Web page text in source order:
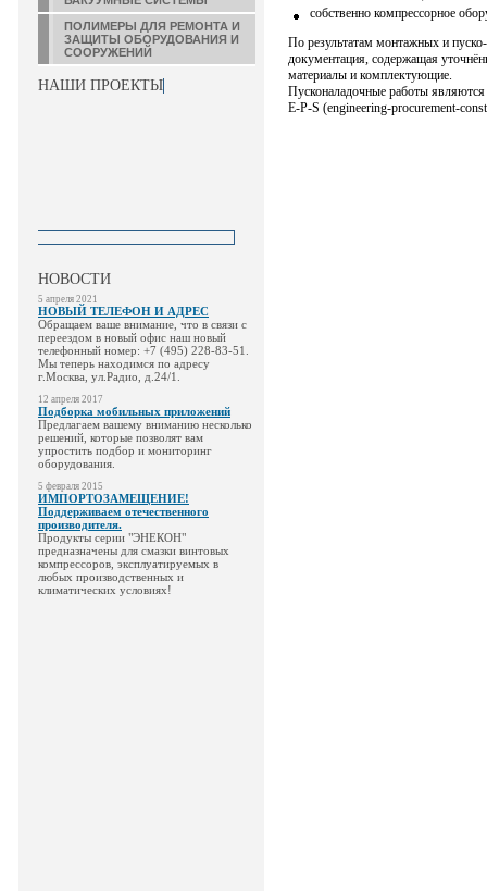
ПОЛИМЕРЫ ДЛЯ РЕМОНТА И
ЗАЩИТЫ ОБОРУДОВАНИЯ И
СООРУЖЕНИЙ
НАШИ ПРОЕКТЫ
НОВОСТИ
5 апреля 2021
НОВЫЙ ТЕЛЕФОН И АДРЕС
Обращаем ваше внимание, что в связи с
переездом в новый офис наш новый
телефонный номер: +7 (495) 228-83-51.
Мы теперь находимся по адресу
г.Москва, ул.Радио, д.24/1.
12 апреля 2017
Подборка мобильных приложений
Предлагаем вашему вниманию несколько
решений, которые позволят вам
упростить подбор и мониторинг
оборудования.
5 февраля 2015
ИМПОРТОЗАМЕЩЕНИЕ!
Поддерживаем отечественного
производителя.
Продукты серии "ЭНЕКОН"
предназначены для смазки винтовых
компрессоров, эксплуатируемых в
любых производственных и
климатических условиях!
собственно компрессорное
По результатам монтажных и
документация, содержащая
материалы и комплектующие.
Пусконаладочные работы
E-P-S (engineering-procurement-